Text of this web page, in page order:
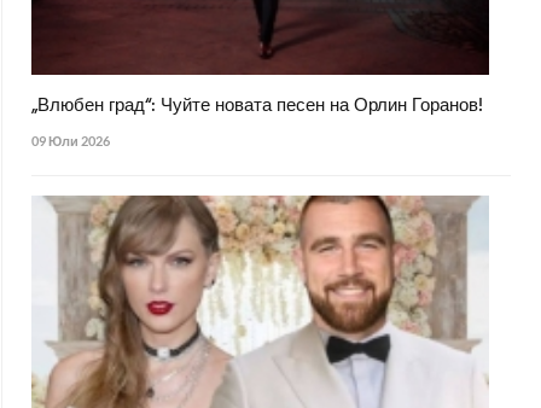
„Влюбен град“: Чуйте новата песен на Орлин Горанов!
09 Юли 2026